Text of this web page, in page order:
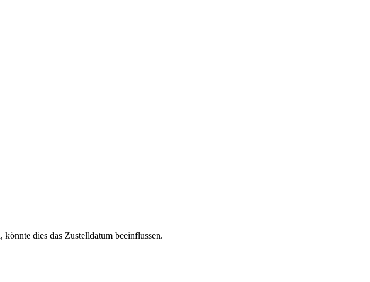
dies das Zustelldatum beeinflussen.